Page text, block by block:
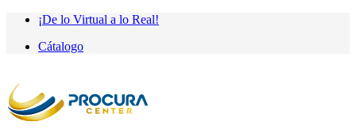
Saltar
navegación
saltar
contenido
¡De lo Virtual a lo Real!
Cátalogo